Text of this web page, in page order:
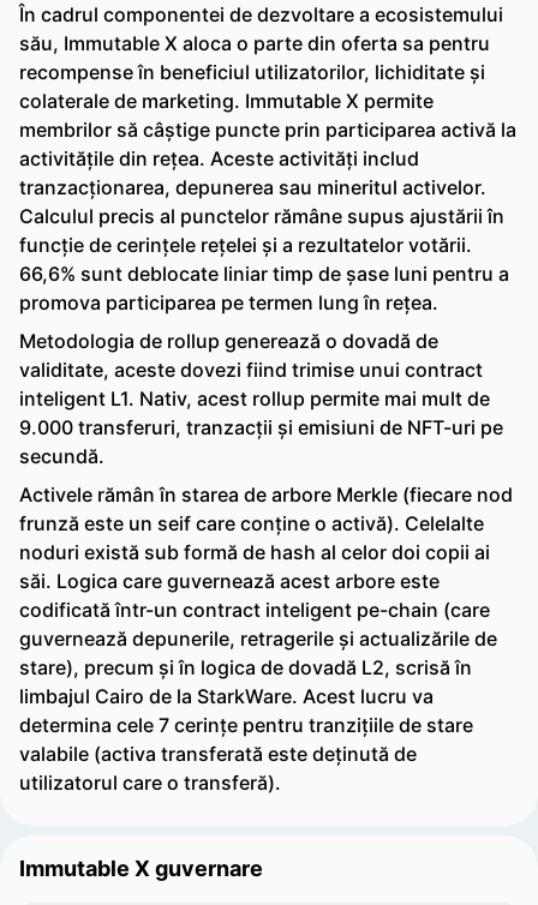
În cadrul componentei de dezvoltare a ecosistemului
său, Immutable X aloca o parte din oferta sa pentru
recompense în beneficiul utilizatorilor, lichiditate și
colaterale de marketing. Immutable X permite
membrilor să câștige puncte prin participarea activă la
activitățile din rețea. Aceste activități includ
tranzacționarea, depunerea sau mineritul activelor.
Calculul precis al punctelor rămâne supus ajustării în
funcție de cerințele rețelei și a rezultatelor votării.
66,6% sunt deblocate liniar timp de șase luni pentru a
promova participarea pe termen lung în rețea.
Metodologia de rollup generează o dovadă de
validitate, aceste dovezi fiind trimise unui contract
inteligent L1. Nativ, acest rollup permite mai mult de
9.000 transferuri, tranzacții și emisiuni de NFT-uri pe
secundă.
Activele rămân în starea de arbore Merkle (fiecare nod
frunză este un seif care conține o activă). Celelalte
noduri există sub formă de hash al celor doi copii ai
săi. Logica care guvernează acest arbore este
codificată într-un contract inteligent pe-chain (care
guvernează depunerile, retragerile și actualizările de
stare), precum și în logica de dovadă L2, scrisă în
limbajul Cairo de la StarkWare. Acest lucru va
determina cele 7 cerințe pentru tranzițiile de stare
valabile (activa transferată este deținută de
utilizatorul care o transferă).
Immutable X guvernare